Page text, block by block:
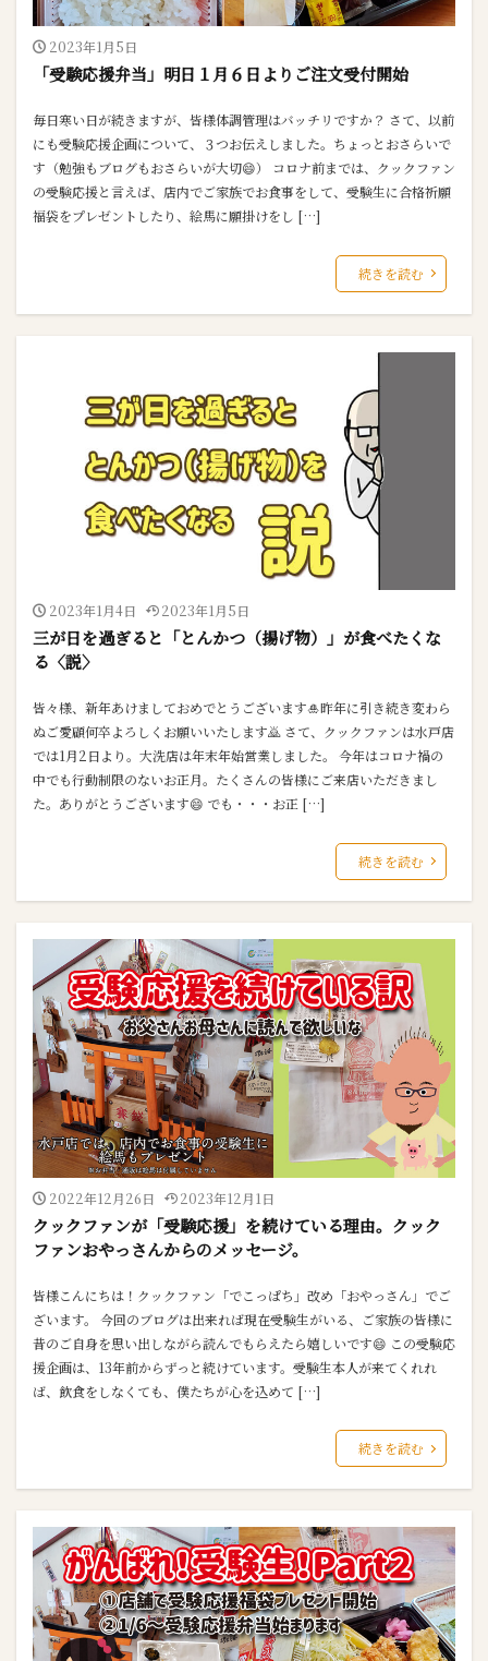
2023年1月5日
「受験応援弁当」明日１月６日よりご注文受付開始
毎日寒い日が続きますが、皆様体調管理はバッチリですか？ さて、以前
にも受験応援企画について、３つお伝えしました。ちょっとおさらいで
す（勉強もブログもおさらいが大切😄） コロナ前までは、クックファン
の受験応援と言えば、店内でご家族でお食事をして、受験生に合格祈願
福袋をプレゼントしたり、絵馬に願掛けをし […]
続きを読む
2023年1月4日 2023年1月5日
三が日を過ぎると「とんかつ（揚げ物）」が食べたくな
る〈説〉
皆々様、新年あけましておめでとうございます🎍昨年に引き続き変わら
ぬご愛顧何卒よろしくお願いいたします🙇 さて、クックファンは水戸店
では1月2日より。大洗店は年末年始営業しました。 今年はコロナ禍の
中でも行動制限のないお正月。たくさんの皆様にご来店いただきまし
た。ありがとうございます😄 でも・・・お正 […]
続きを読む
2022年12月26日 2023年12月1日
クックファンが「受験応援」を続けている理由。クック
ファンおやっさんからのメッセージ。
皆様こんにちは！クックファン「でこっぱち」改め「おやっさん」でご
ざいます。 今回のブログは出来れば現在受験生がいる、ご家族の皆様に
昔のご自身を思い出しながら読んでもらえたら嬉しいです😄 この受験応
援企画は、13年前からずっと続けています。受験生本人が来てくれれ
ば、飲食をしなくても、僕たちが心を込めて […]
続きを読む